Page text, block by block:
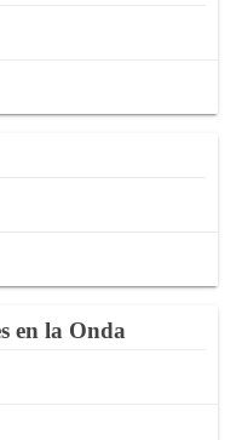
en la Onda